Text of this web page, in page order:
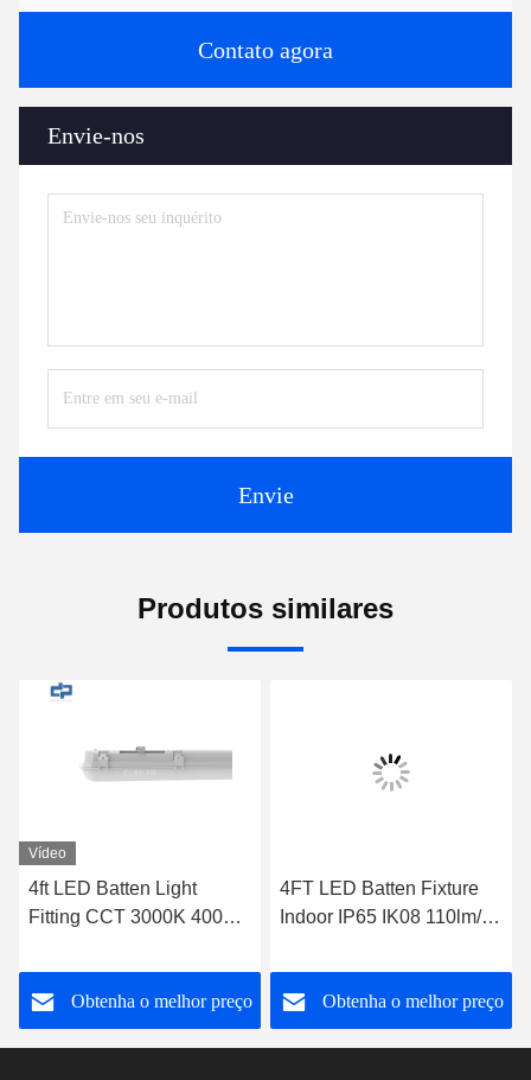
Contato agora
Envie-nos
Envie
Produtos similares
Vídeo
4ft LED Batten Light
Fitting CCT 3000K 4000K
de emergência
Obtenha o melhor preço
4FT LED Batten Fixture
Indoor IP65 IK08 110lm/w
de atenuação
Obtenha o melhor preço